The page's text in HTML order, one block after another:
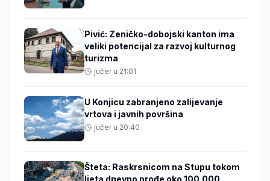
Pivić: Zeničko-dobojski kanton ima
veliki potencijal za razvoj kulturnog
turizma
jučer u 21:01
U Konjicu zabranjeno zalijevanje
vrtova i javnih površina
jučer u 20:40
Šteta: Raskrsnicom na Stupu tokom